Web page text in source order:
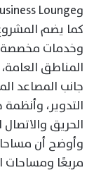
وBusiness Lounge، وسينما خارجية وقاعات للفعاليات.
كما يضم
وخدمات مخصصة
المناطق
جانب المصاعد
التدوير،
الحريق
مربعًا ومساحات